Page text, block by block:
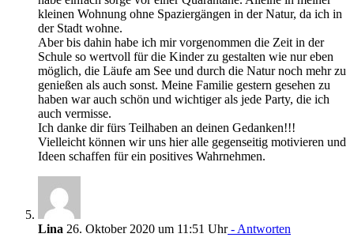
kleinen Wohnung ohne Spaziergängen in der Natur, da ich in
der Stadt wohne.
Aber bis dahin habe ich mir vorgenommen die Zeit in der
Schule so wertvoll für die Kinder zu gestalten wie nur eben
möglich, die Läufe am See und durch die Natur noch mehr zu
genießen als auch sonst. Meine Familie gestern gesehen zu
haben war auch schön und wichtiger als jede Party, die ich
auch vermisse.
Ich danke dir fürs Teilhaben an deinen Gedanken!!!
Vielleicht können wir uns hier alle gegenseitig motivieren und
Ideen schaffen für ein positives Wahrnehmen.
Lina 26. Oktober 2020 um 11:51 Uhr- Antworten